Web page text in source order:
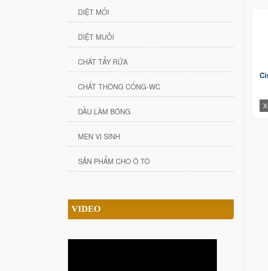
DIỆT MỐI
DIỆT MUỖI
CHẤT TẨY RỬA
CHẤT THÔNG CỐNG-WC
DẦU LÀM BÓNG
MEN VI SINH
SẢN PHẨM CHO Ô TÔ
VIDEO